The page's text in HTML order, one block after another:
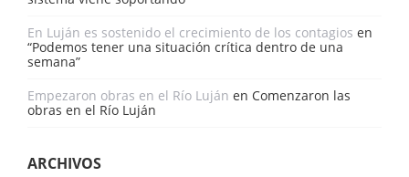
En Luján es sostenido el crecimiento de los contagios en
“Podemos tener una situación crítica dentro de una
semana”
Empezaron obras en el Río Luján en Comenzaron las
obras en el Río Luján
ARCHIVOS